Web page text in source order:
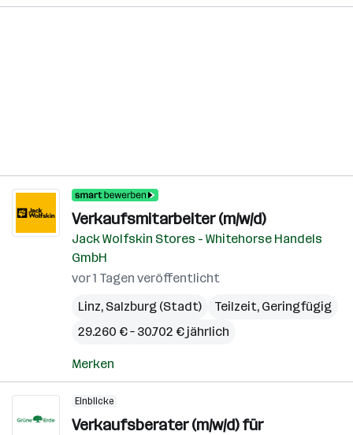
Verkaufsmitarbeiter (m/w/d)
Jack Wolfskin Stores - Whitehorse Handels
GmbH
vor 1 Tagen veröffentlicht
Linz, Salzburg (Stadt)
Teilzeit, Geringfügig
29.260 € – 30.702 € jährlich
Merken
Einblicke
Verkaufsberater (m/w/d) für